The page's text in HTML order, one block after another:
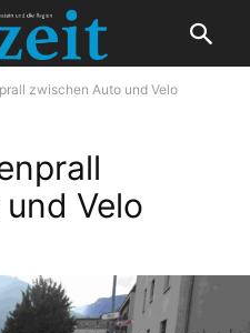
zwischen Auto und Velo
Velo